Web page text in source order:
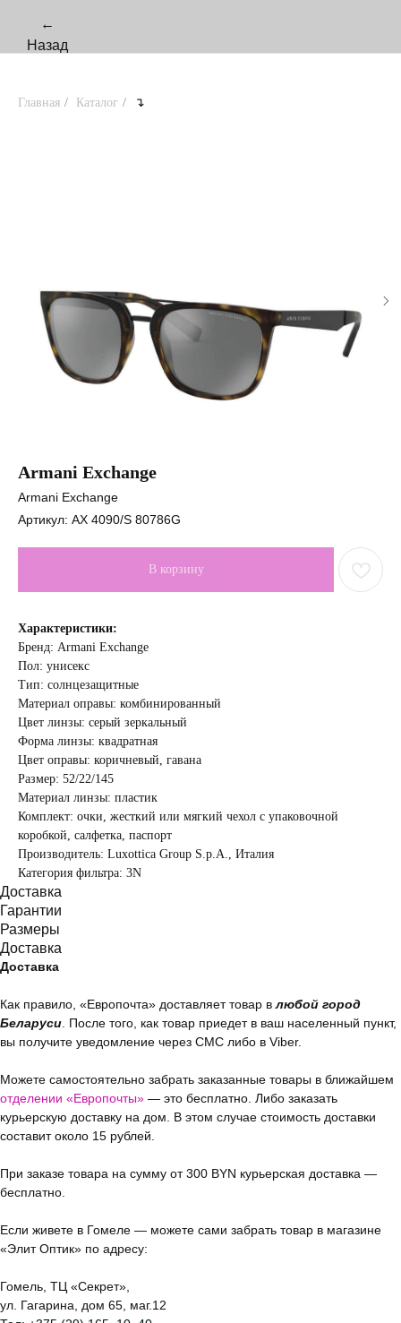
←
Назад
Главная / Каталог / ↴
Armani Exchange
Armani Exchange
Артикул: AX 4090/S 80786G
В корзину
Характеристики:
Бренд: Armani Exchange
Пол: унисекс
Тип: солнцезащитные
Материал оправы: комбинированный
Цвет линзы: cерый зеркальный
Форма линзы: квадратная
Цвет оправы: коричневый, гавана
Размер: 52/22/145
Материал линзы: пластик
Комплект: очки, жесткий или мягкий чехол с упаковочной
коробкой, салфетка, паспорт
Производитель: Luxottica Group S.p.A., Италия
Категория фильтра: 3N
Доставка
Гарантии
Размеры
Доставка
Доставка
Как правило, «Европочта» доставляет товар влюбой город
Беларуси . После того, как товар приедет в ваш населенный пункт,
вы получите уведомление через СМС либо в Viber.
Можете самостоятельно забрать заказанные товары в ближайшем
отделении «Европочты» — это бесплатно. Либо заказать
курьерскую доставку на дом. В этом случае стоимость доставки
составит около 15 рублей.
При заказе товара на сумму от 300 BYN курьерская доставка —
бесплатно.
Если живете в Гомеле — можете сами забрать товар в магазине
«Элит Оптик» по адресу:
Гомель, ТЦ «Секрет»,
ул. Гагарина, дом 65, маг.12